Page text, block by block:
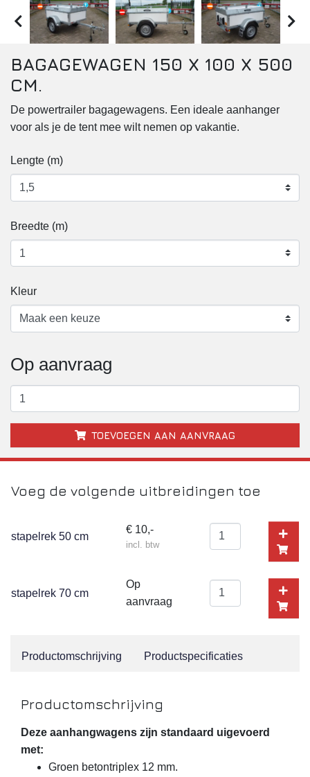
Paardentrailer
Verkoopwagen
BAGAGEWAGEN 150 X 100 X 500
CM.
De powertrailer bagagewagens. Een ideale aanhanger
voor als je de tent mee wilt nemen op vakantie.
Lengte (m)
Breedte (m)
Kleur
Op aanvraag
TOEVOEGEN AAN AANVRAAG
Voeg de volgende uitbreidingen toe
stapelrek 50 cm
€ 10,-
incl. btw
stapelrek 70 cm
Op
aanvraag
Productomschrijving Productspecificaties
Productomschrijving
Deze aanhangwagens zijn standaard uigevoerd
met:
Groen betontriplex 12 mm.